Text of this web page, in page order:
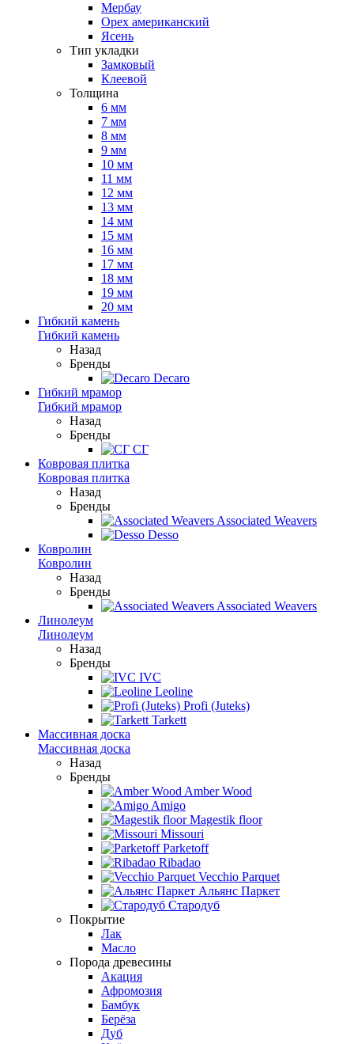
Мербау
Орех американский
Ясень
Тип укладки
Замковый
Клеевой
Толщина
6 мм
7 мм
8 мм
9 мм
10 мм
11 мм
12 мм
13 мм
14 мм
15 мм
16 мм
17 мм
18 мм
19 мм
20 мм
Гибкий камень
Гибкий камень
Назад
Бренды
Decaro
Гибкий мрамор
Гибкий мрамор
Назад
Бренды
СГ
Ковровая плитка
Ковровая плитка
Назад
Бренды
Associated Weavers
Desso
Ковролин
Ковролин
Назад
Бренды
Associated Weavers
Линолеум
Линолеум
Назад
Бренды
IVC
Leoline
Profi (Juteks)
Tarkett
Массивная доска
Массивная доска
Назад
Бренды
Amber Wood
Amigo
Magestik floor
Missouri
Parketoff
Ribadao
Vecchio Parquet
Альянс Паркет
Стародуб
Покрытие
Лак
Масло
Порода древесины
Акация
Афромозия
Бамбук
Берёза
Дуб